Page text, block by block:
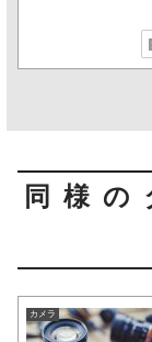
同様の
カメラ